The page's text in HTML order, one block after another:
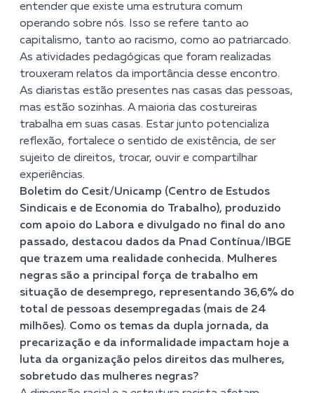
entender que existe uma estrutura comum
operando sobre nós. Isso se refere tanto ao
capitalismo, tanto ao racismo, como ao patriarcado.
As atividades pedagógicas que foram realizadas
trouxeram relatos da importância desse encontro.
As diaristas estão presentes nas casas das pessoas,
mas estão sozinhas. A maioria das costureiras
trabalha em suas casas. Estar junto potencializa
reflexão, fortalece o sentido de existência, de ser
sujeito de direitos, trocar, ouvir e compartilhar
experiências.
Boletim do Cesit/Unicamp (Centro de Estudos
Sindicais e de Economia do Trabalho), produzido
com apoio do Labora e divulgado no final do ano
passado, destacou dados da Pnad Contínua/IBGE
que trazem uma realidade conhecida. Mulheres
negras são a principal força de trabalho em
situação de desemprego, representando 36,6% do
total de pessoas desempregadas (mais de 24
milhões). Como os temas da dupla jornada, da
precarização e da informalidade impactam hoje a
luta da organização pelos direitos das mulheres,
sobretudo das mulheres negras?